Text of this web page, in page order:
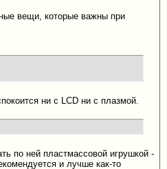
вещи, которые важны при
ни с LCD ни с плазмой.
по ней пластмассовой игрушкой -
и лучше как-то